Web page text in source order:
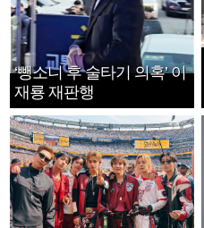
‘뺑소니 후 술타기 의혹’ 이
재룡 재판행